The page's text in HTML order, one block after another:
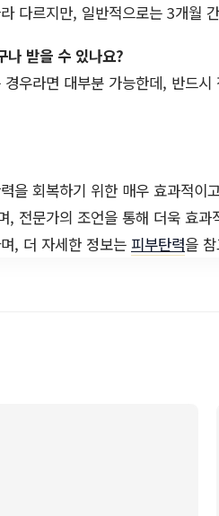
다르지만, 일반적으로는 3개월
나 받을 수 있나요?
우라면 대부분 가능한데, 반드시
을 회복하기 위한 매우 효과적
, 전문가의 조언을 통해 더욱 효
, 더 자세한 정보는 피부탄력을